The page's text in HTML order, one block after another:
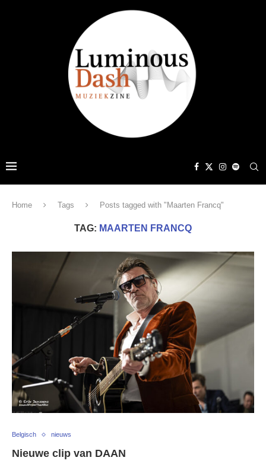
Home Tags Posts tagged with "Maarten Francq"
TAG: MAARTEN FRANCQ
Belgisch nieuws
Nieuwe clip van DAAN